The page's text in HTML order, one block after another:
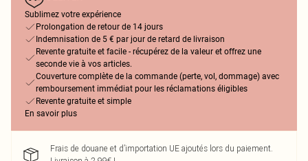
Sublimez votre expérience
Prolongation de retour de 14 jours
Indemnisation de 5 € par jour de retard de livraison
Revente gratuite et facile - récupérez de la valeur et offrez une
seconde vie à vos articles.
Couverture complète de la commande (perte, vol, dommage) avec
remboursement immédiat pour les réclamations éligibles
Revente gratuite et simple
En savoir plus
Frais de douane et d’importation UE ajoutés lors du paiement.